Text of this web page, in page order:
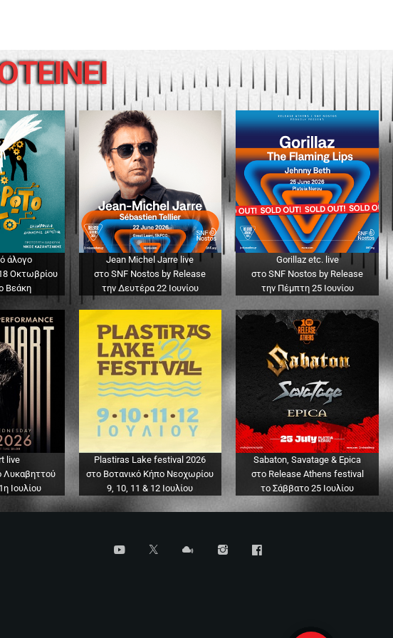
άλογο
Οκτωβρίου
Βεάκη
Jean Michel Jarre live
στο SNF Nostos by Release
την Δευτέρα 22 Ιουνίου
Gorillaz etc. live
στο SNF Nostos by Release
την Πέμπτη 25 Ιουνίου
live
Λυκαβηττού
Ιουλίου
Plastiras Lake festival 2026
στο Βοτανικό Κήπο Νεοχωρίου
9, 10, 11 & 12 Ιουλίου
Sabaton, Savatage & Epica
στο Release Athens festival
το Σάββατο 25 Ιουλίου